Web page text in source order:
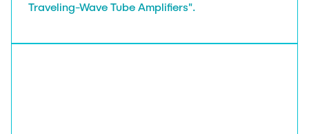
Traveling-Wave Tube Amplifiers".